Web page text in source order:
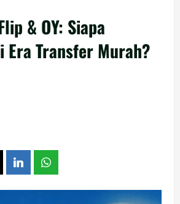
& OY: Siapa
Era Transfer Murah?